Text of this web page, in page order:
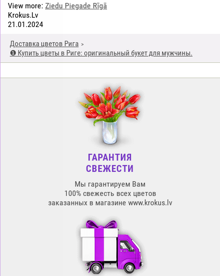
Доставка цветов Рига
❶ Купить цветы в Риге: оригинальный букет для мужчины.
View more: Ziedu Piegade Rīgā
Krokus.Lv
21.01.2024
ГАРАНТИЯ
СВЕЖЕСТИ
Мы гарантируем Вам
100% свежесть всех цветов
заказанных в магазине www.krokus.lv